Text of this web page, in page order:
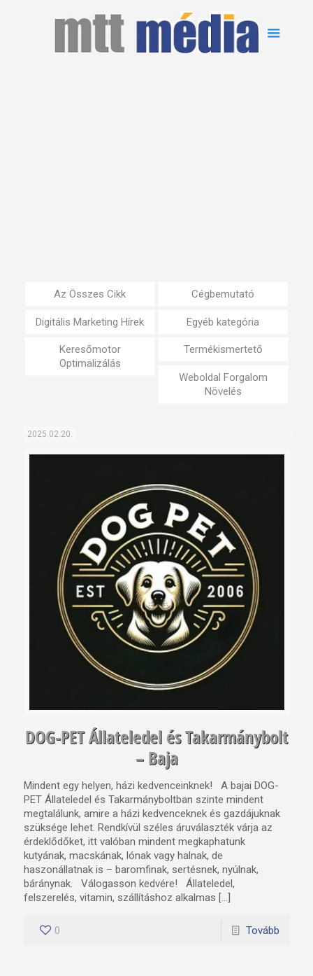
Az Összes Cikk Cégbemutató
Digitális Marketing Hírek Egyéb kategória
Keresőmotor
Optimalizálás
Termékismertető
Weboldal Forgalom
Növelés
2025.02.20.
DOG-PET Állateledel és Takarmánybolt
– Baja
Mindent egy helyen, házi kedvenceinknek! A bajai DOG-
PET Állateledel és Takarmányboltban szinte mindent
megtalálunk, amire a házi kedvenceknek és gazdájuknak
szüksége lehet. Rendkívül széles áruválaszték várja az
érdeklődőket, itt valóban mindent megkaphatunk
kutyának, macskának, lónak vagy halnak, de
haszonállatnak is – baromfinak, sertésnek, nyúlnak,
báránynak. Válogasson kedvére! Állateledel,
felszerelés, vitamin, szállításhoz alkalmas […]
0 Tovább